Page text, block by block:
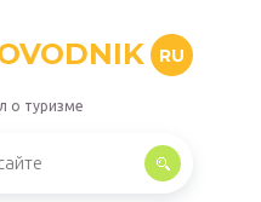
RU
о туризме